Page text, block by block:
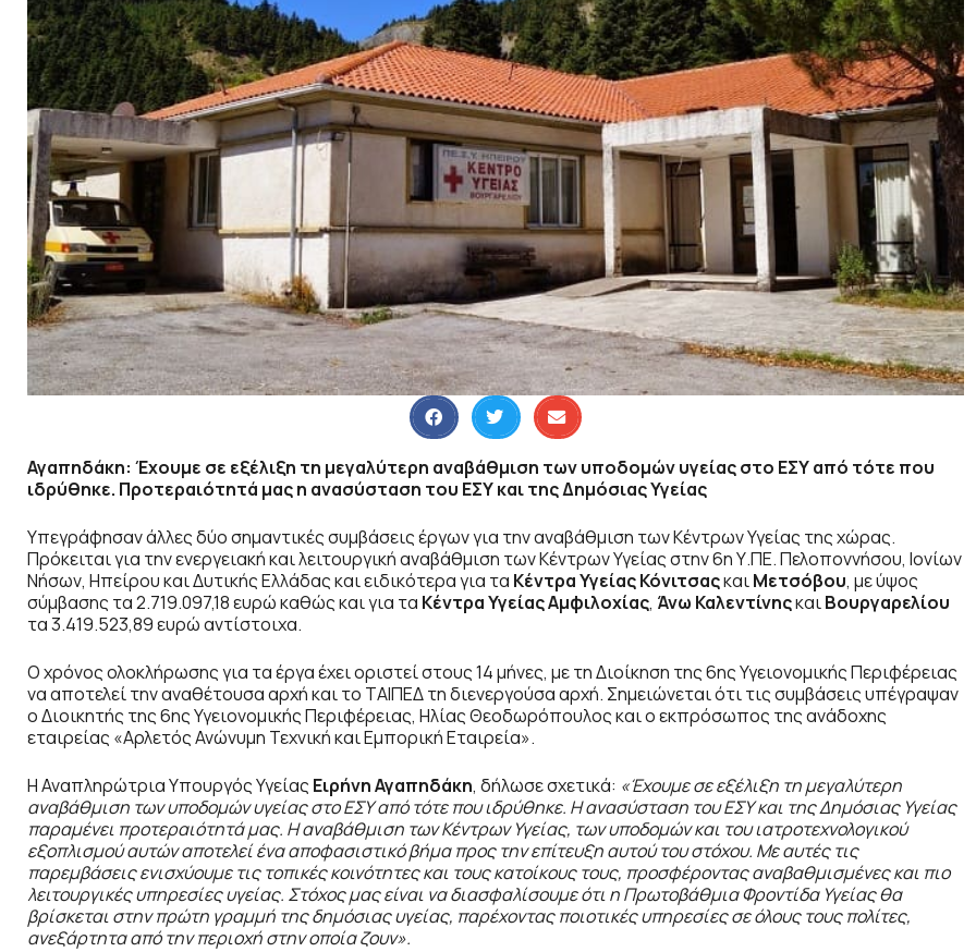
Αγαπηδάκη: Έχουμε σε εξέλιξη τη μεγαλύτερη αναβάθμιση των υποδομών υγείας στο ΕΣΥ από τότε που
ιδρύθηκε. Προτεραιότητά μας η ανασύσταση του ΕΣΥ και της Δημόσιας Υγείας
Υπεγράφησαν άλλες δύο σημαντικές συμβάσεις έργων για την αναβάθμιση των Κέντρων Υγείας της χώρας.
Πρόκειται για την ενεργειακή και λειτουργική αναβάθμιση των Κέντρων Υγείας στην 6η Υ.ΠΕ. Πελοποννήσου, Ιονίων
Νήσων, Ηπείρου και Δυτικής Ελλάδας και ειδικότερα για τα Κέντρα Υγείας ΚόνιτσαςκαιΜετσόβου, με ύψος
σύμβασης τα 2.719.097,18 ευρώ καθώς και για τα Κέντρα Υγείας Αμφιλοχίας, Άνω ΚαλεντίνηςκαιΒουργαρελίου
τα 3.419.523,89 ευρώ αντίστοιχα.
Ο χρόνος ολοκλήρωσης για τα έργα έχει οριστεί στους 14 μήνες, με τη Διοίκηση της 6ης Υγειονομικής Περιφέρειας
να αποτελεί την αναθέτουσα αρχή και το ΤΑΙΠΕΔ τη διενεργούσα αρχή. Σημειώνεται ότι τις συμβάσεις υπέγραψαν
ο Διοικητής της 6ης Υγειονομικής Περιφέρειας, Ηλίας Θεοδωρόπουλος και ο εκπρόσωπος της ανάδοχης
εταιρείας «Αρλετός Ανώνυμη Τεχνική και Εμπορική Εταιρεία».
Η Αναπληρώτρια Υπουργός Υγείας Ειρήνη Αγαπηδάκη, δήλωσε σχετικά: «Έχουμε σε εξέλιξη τη μεγαλύτερη
αναβάθμιση των υποδομών υγείας στο ΕΣΥ από τότε που ιδρύθηκε. Η ανασύσταση του ΕΣΥ και της Δημόσιας Υγείας
παραμένει προτεραιότητά μας. Η αναβάθμιση των Κέντρων Υγείας, των υποδομών και του ιατροτεχνολογικού
εξοπλισμού αυτών αποτελεί ένα αποφασιστικό βήμα προς την επίτευξη αυτού του στόχου. Με αυτές τις
παρεμβάσεις ενισχύουμε τις τοπικές κοινότητες και τους κατοίκους τους, προσφέροντας αναβαθμισμένες και πιο
λειτουργικές υπηρεσίες υγείας. Στόχος μας είναι να διασφαλίσουμε ότι η Πρωτοβάθμια Φροντίδα Υγείας θα
βρίσκεται στην πρώτη γραμμή της δημόσιας υγείας, παρέχοντας ποιοτικές υπηρεσίες σε όλους τους πολίτες,
ανεξάρτητα από την περιοχή στην οποία ζουν».